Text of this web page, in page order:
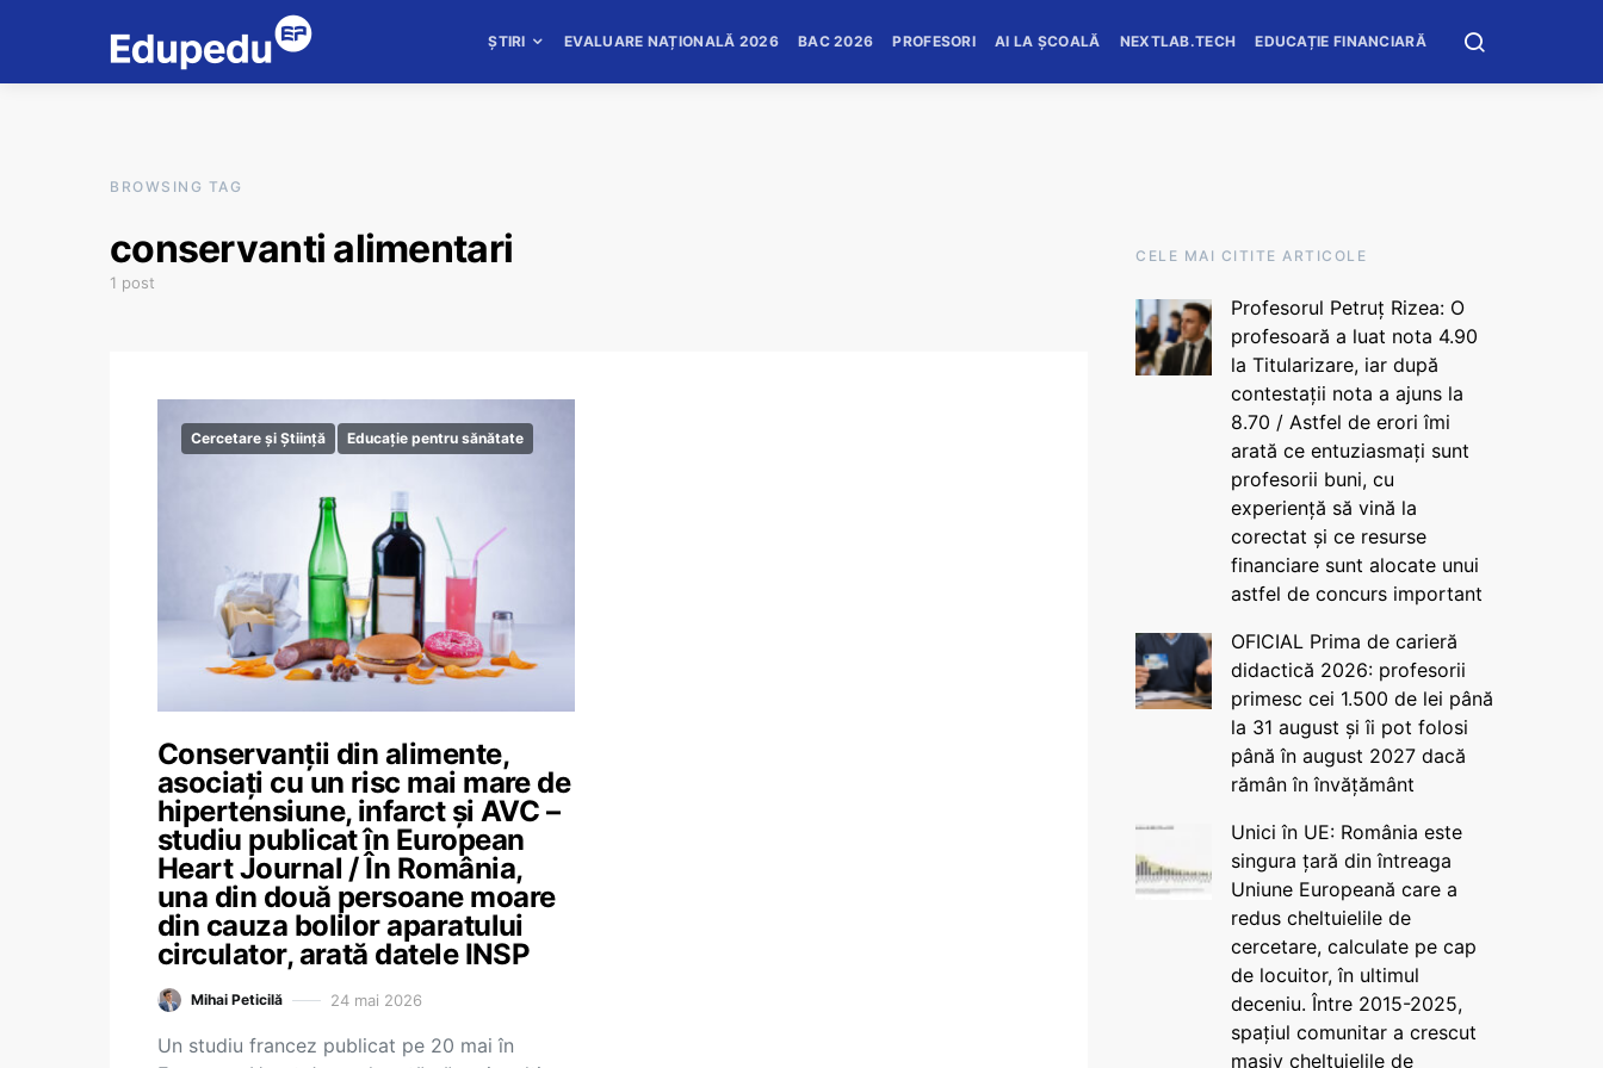
ȘTIRI EVALUARE NAȚIONALĂ 2026 BAC 2026 PROFESORI AI LA ȘCOALĂ NEXTLAB.TECH EDUCAȚIE FINANCIARĂ
BROWSING TAG
conservanti alimentari
1 post
Cercetare și Știință Educație pentru sănătate
Conservanții din alimente,
asociați cu un risc mai mare de
hipertensiune, infarct și AVC –
studiu publicat în European
Heart Journal / În România,
una din două persoane moare
din cauza bolilor aparatului
circulator, arată datele INSP
Mihai Peticilă 24 mai 2026
Un studiu francez publicat pe 20 mai în
CELE MAI CITITE ARTICOLE
Profesorul Petruț Rizea: O
profesoară a luat nota 4.90
la Titularizare, iar după
contestații nota a ajuns la
8.70 / Astfel de erori îmi
arată ce entuziasmați sunt
profesorii buni, cu
experiență să vină la
corectat și ce resurse
financiare sunt alocate unui
astfel de concurs important
OFICIAL Prima de carieră
didactică 2026: profesorii
primesc cei 1.500 de lei până
la 31 august și îi pot folosi
până în august 2027 dacă
rămân în învățământ
Unici în UE: România este
singura țară din întreaga
Uniune Europeană care a
redus cheltuielile de
cercetare, calculate pe cap
de locuitor, în ultimul
deceniu. Între 2015-2025,
spațiul comunitar a crescut
masiv cheltuielile de